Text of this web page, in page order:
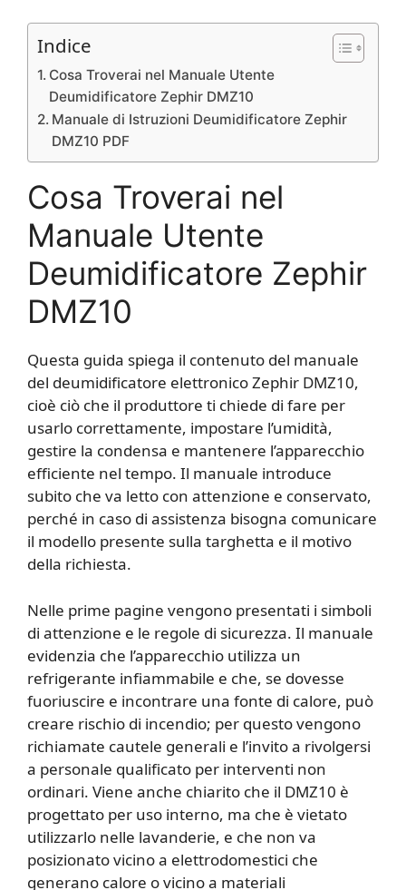
Indice
Cosa Troverai nel Manuale Utente
Deumidificatore Zephir DMZ10
Manuale di Istruzioni Deumidificatore Zephir
DMZ10 PDF
Cosa Troverai nel
Manuale Utente
Deumidificatore Zephir
DMZ10
Questa guida spiega il contenuto del manuale
del deumidificatore elettronico Zephir DMZ10,
cioè ciò che il produttore ti chiede di fare per
usarlo correttamente, impostare l’umidità,
gestire la condensa e mantenere l’apparecchio
efficiente nel tempo. Il manuale introduce
subito che va letto con attenzione e conservato,
perché in caso di assistenza bisogna comunicare
il modello presente sulla targhetta e il motivo
della richiesta.
Nelle prime pagine vengono presentati i simboli
di attenzione e le regole di sicurezza. Il manuale
evidenzia che l’apparecchio utilizza un
refrigerante infiammabile e che, se dovesse
fuoriuscire e incontrare una fonte di calore, può
creare rischio di incendio; per questo vengono
richiamate cautele generali e l’invito a rivolgersi
a personale qualificato per interventi non
ordinari. Viene anche chiarito che il DMZ10 è
progettato per uso interno, ma che è vietato
utilizzarlo nelle lavanderie, e che non va
posizionato vicino a elettrodomestici che
generano calore o vicino a materiali